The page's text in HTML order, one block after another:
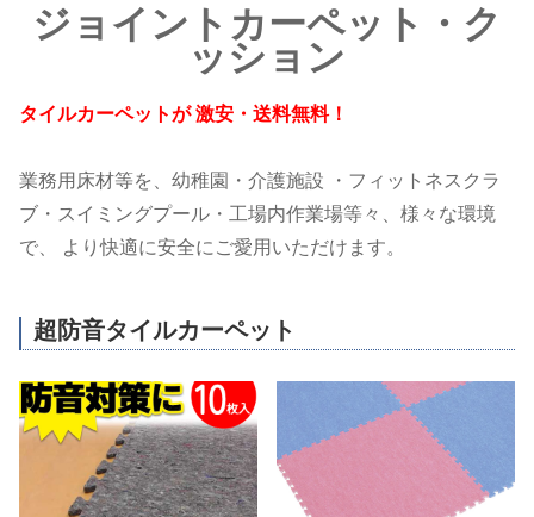
ジョイントカーペット・ク
ッション
タイルカーペットが 激安・送料無料！
業務用床材等を、幼稚園・介護施設 ・フィットネスクラ
ブ・スイミングプール・工場内作業場等々、様々な環境
で、 より快適に安全にご愛用いただけます。